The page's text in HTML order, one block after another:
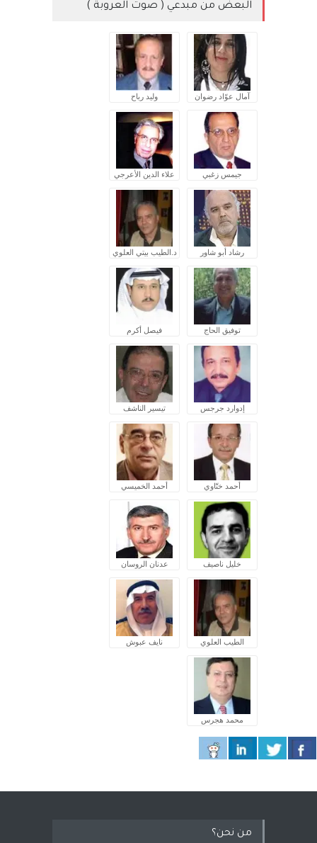
البعض من مبدعي ( صوت العروبة )
آمال عوّاد رضوان وليد رباح
جيمس زغبي علاء الدين الأعرجي
رشاد أبو شاور د.الطيب بيتي العلوي
توفيق الحاج فيصل أكرم
إدوارد جرجس تيسير الناشف
أحمد ختّاوي أحمد الخميسي
خليل ناصيف عدنان الروسان
الطيب العلوي نايف عبوش
محمد هجرس
من نحن؟